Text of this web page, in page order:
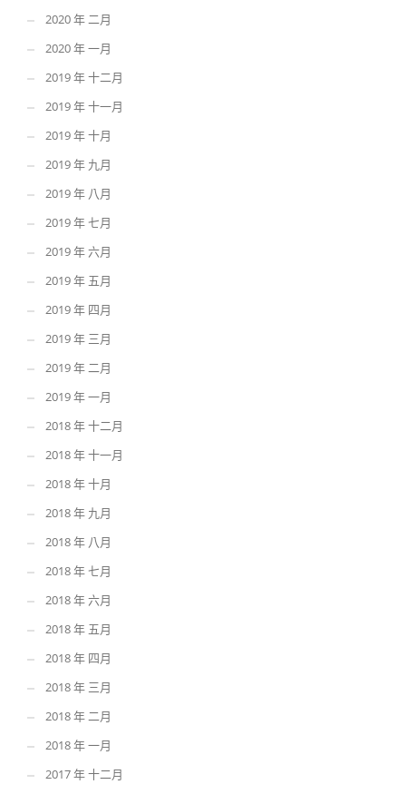
2020 年 二月
2020 年 一月
2019 年 十二月
2019 年 十一月
2019 年 十月
2019 年 九月
2019 年 八月
2019 年 七月
2019 年 六月
2019 年 五月
2019 年 四月
2019 年 三月
2019 年 二月
2019 年 一月
2018 年 十二月
2018 年 十一月
2018 年 十月
2018 年 九月
2018 年 八月
2018 年 七月
2018 年 六月
2018 年 五月
2018 年 四月
2018 年 三月
2018 年 二月
2018 年 一月
2017 年 十二月